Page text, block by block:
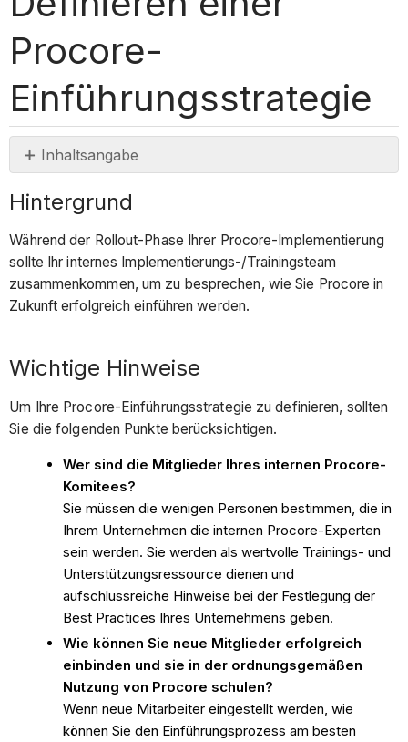
Procore-
Einführungsstrategie
Inhaltsangabe
Wichtige
Einführungsphasen
Trainingsanforderungen
für
in
Projektteams
Phase
Phase
Phase
Hintergrund
Während der Rollout-Phase Ihrer Procore-Implementierung
sollte Ihr internes Implementierungs-/Trainingsteam
zusammenkommen, um zu besprechen, wie Sie Procore in
Zukunft erfolgreich einführen werden.
Wichtige Hinweise
Um Ihre Procore-Einführungsstrategie zu definieren, sollten
Sie die folgenden Punkte berücksichtigen.
Wer sind die Mitglieder Ihres internen Procore-
Komitees?
Sie müssen die wenigen Personen bestimmen, die in
Ihrem Unternehmen die internen Procore-Experten
sein werden. Sie werden als wertvolle Trainings- und
Unterstützungsressource dienen und
aufschlussreiche Hinweise bei der Festlegung der
Best Practices Ihres Unternehmens geben.
Wie können Sie neue Mitglieder erfolgreich
einbinden und sie in der ordnungsgemäßen
Nutzung von Procore schulen?
Wenn neue Mitarbeiter eingestellt werden, wie
können Sie den Einführungsprozess am besten